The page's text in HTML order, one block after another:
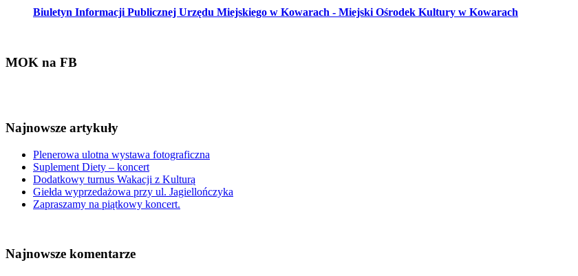
Biuletyn Informacji Publicznej Urzędu Miejskiego w Kowarach - Miejski Ośrodek Kultury w Kowarach
MOK na FB
Najnowsze artykuły
Plenerowa ulotna wystawa fotograficzna
Suplement Diety – koncert
Dodatkowy turnus Wakacji z Kulturą
Giełda wyprzedażowa przy ul. Jagiellończyka
Zapraszamy na piątkowy koncert.
Najnowsze komentarze